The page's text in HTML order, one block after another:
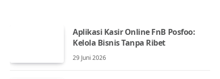
Aplikasi Kasir Online FnB Posfoo:
Kelola Bisnis Tanpa Ribet
29 Juni 2026